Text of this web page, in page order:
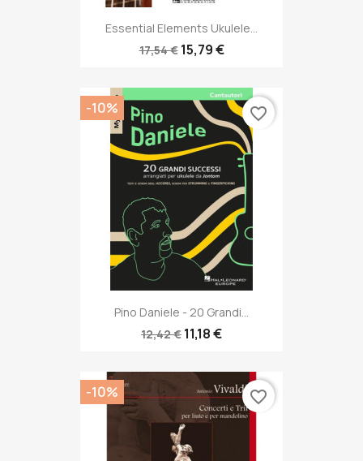
Essential Elements Ukulele...
17,54 € 15,79 €
Pino Daniele - 20 Grandi...
12,42 € 11,18 €
-10% favorite_border
-10% favorite_border